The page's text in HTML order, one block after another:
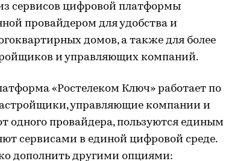
сервисов цифровой платформы
провайдером для удобства и
домов, а также для более
и управляющих компаний.
«Ростелеком Ключ» работает по
управляющие компании и
одного провайдера, пользуются единым
сервисами в единой цифровой среде.
дополнить другими опциями: